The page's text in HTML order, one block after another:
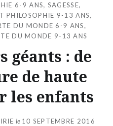
6-9 ANS, SAGESSE,
PHILOSOPHIE 9-13 ANS,
DU MONDE 6-9 ANS,
DU MONDE 9-13 ANS
géants : de
de haute
les enfants
le 10 SEPTEMBRE 2016